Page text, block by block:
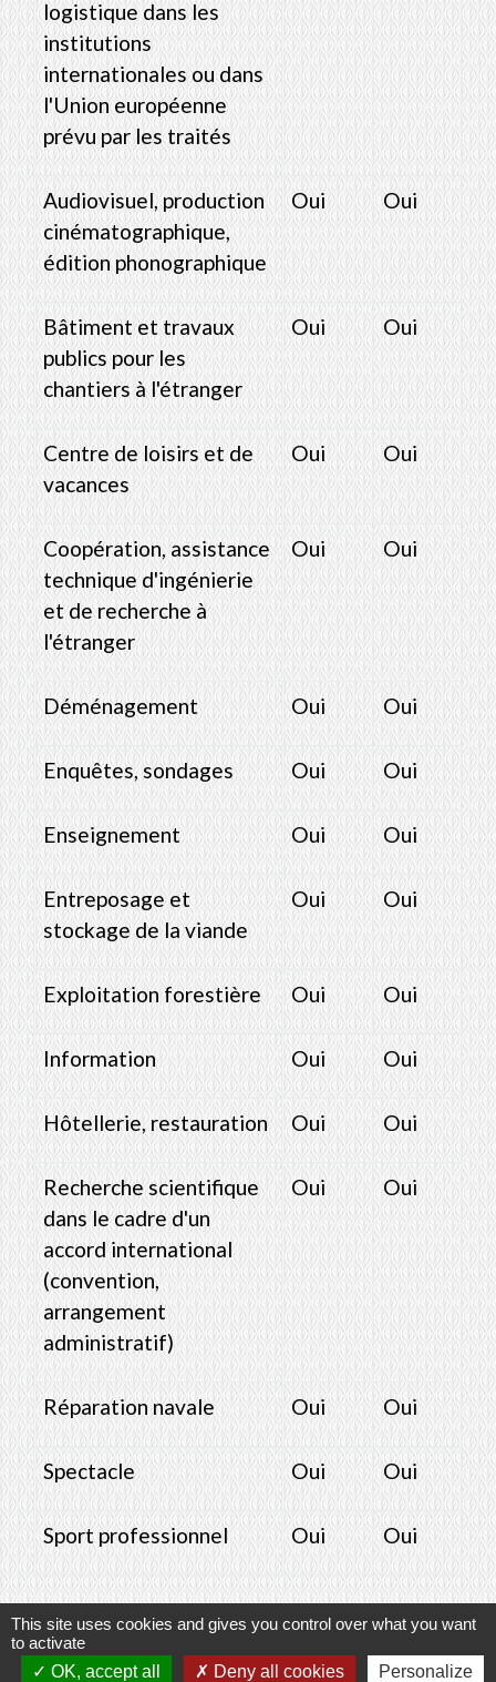
logistique dans les
institutions
internationales ou dans
l'Union européenne
prévu par les traités
Audiovisuel, production
cinématographique,
édition phonographique
Oui Oui
Bâtiment et travaux
publics pour les
chantiers à l'étranger
Oui Oui
Centre de loisirs et de
vacances
Oui Oui
Coopération, assistance
technique d'ingénierie
et de recherche à
l'étranger
Oui Oui
Déménagement Oui Oui
Enquêtes, sondages Oui Oui
Enseignement Oui Oui
Entreposage et
stockage de la viande
Oui Oui
Exploitation forestière Oui Oui
Information Oui Oui
Hôtellerie, restauration Oui Oui
Recherche scientifique
dans le cadre d'un
accord international
(convention,
arrangement
administratif)
Oui Oui
Réparation navale Oui Oui
Spectacle Oui Oui
Sport professionnel Oui Oui
Textes de référence
This site uses cookies and gives you control over what you want
to activate
OK, accept all
Deny all cookies Personalize